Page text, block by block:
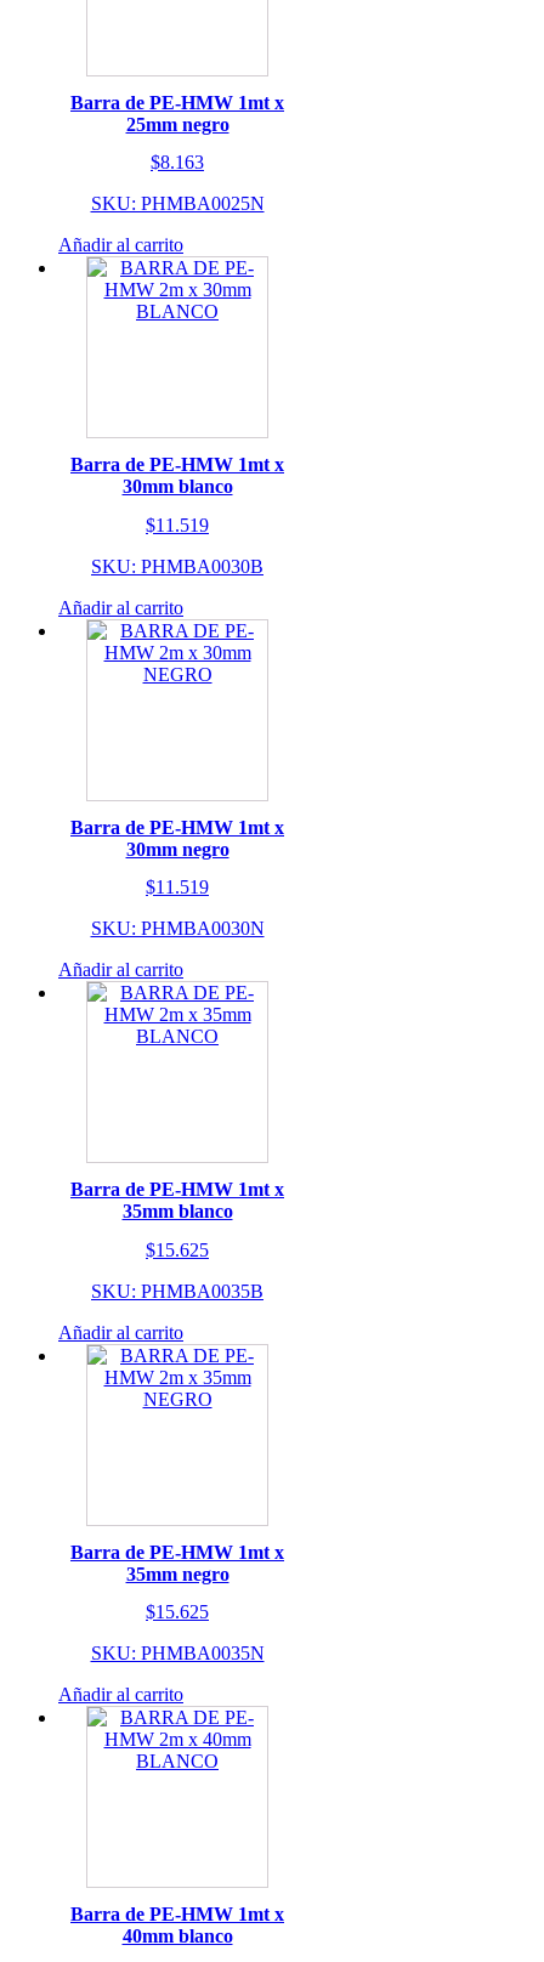
Barra de PE-HMW 1mt x
25mm negro
$8.163
SKU: PHMBA0025N
Añadir al carrito
Barra de PE-HMW 1mt x
30mm blanco
$11.519
SKU: PHMBA0030B
Añadir al carrito
Barra de PE-HMW 1mt x
30mm negro
$11.519
SKU: PHMBA0030N
Añadir al carrito
Barra de PE-HMW 1mt x
35mm blanco
$15.625
SKU: PHMBA0035B
Añadir al carrito
Barra de PE-HMW 1mt x
35mm negro
$15.625
SKU: PHMBA0035N
Añadir al carrito
Barra de PE-HMW 1mt x
40mm blanco